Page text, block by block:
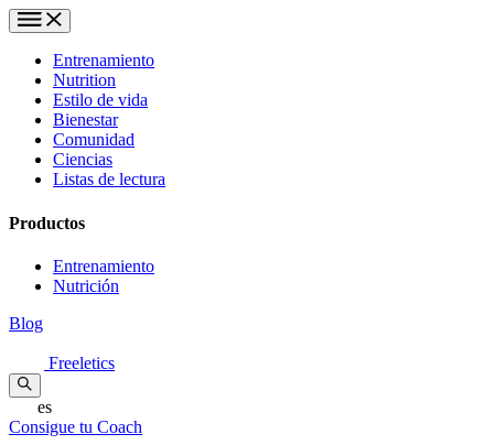
Entrenamiento
Nutrition
Estilo de vida
Bienestar
Comunidad
Ciencias
Listas de lectura
Productos
Entrenamiento
Nutrición
Blog
Freeletics
es
Consigue tu Coach